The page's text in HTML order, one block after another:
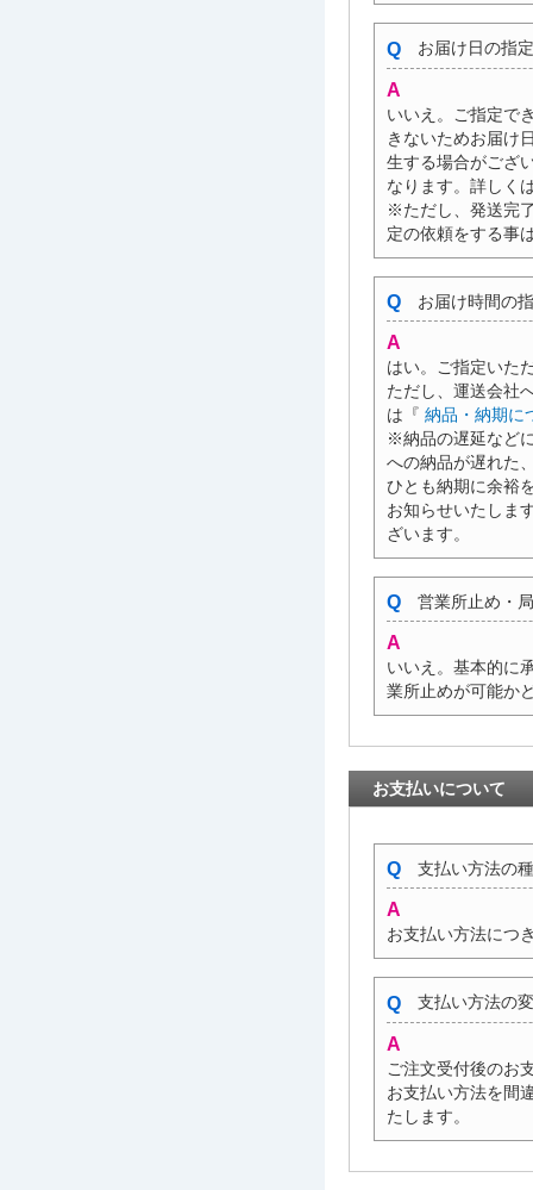
お届け日の指
いいえ。ご指定で
きないためお届け
生する場合がござ
なります。詳しく
※ただし、発送完
定の依頼をする事
お届け時間の
はい。ご指定いた
ただし、運送会社
は『 納品・納期に
※納品の遅延など
への納品が遅れた
ひとも納期に余裕
お知らせいたしま
ざいます。
営業所止め・
いいえ。基本的に
業所止めが可能か
お支払いについて
支払い方法の
お支払い方法につ
支払い方法の
ご注文受付後のお
お支払い方法を間
たします。